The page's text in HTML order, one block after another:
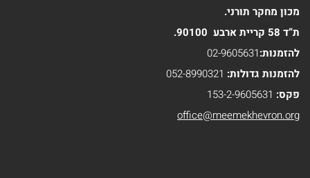
מכון מחקר תורני.
ת”ד 58 קריית ארבע 90100.
להזמנות:02-9605631
להזמנות גדולות: 052-8990321
פקס: 153-2-9605631
office@meemekhevron.org